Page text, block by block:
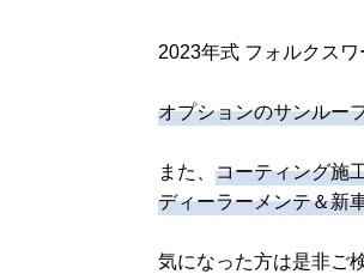
2023年式 フォルクスワ
オプションのサンルー
また、 コーティング施
ディーラーメンテ＆新
気になった方は是非ご